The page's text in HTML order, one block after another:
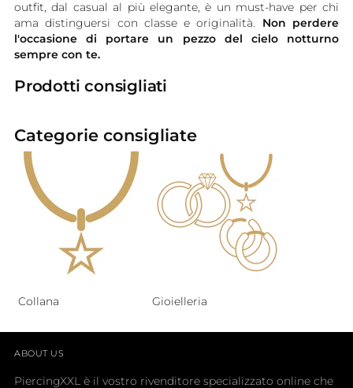
outfit, dal casual al più elegante, è un must-have per chi
ama distinguersi con classe e originalità. Non perdere
l'occasione di portare un pezzo del cielo notturno
sempre con te.
Prodotti consigliati
Categorie consigliate
Collana Gioielleria
ABOUT US
PiercingXXL è il vostro rivenditore specializzato online che